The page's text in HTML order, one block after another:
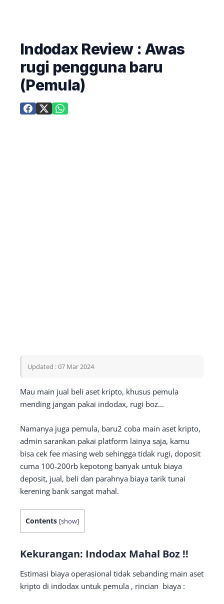
Indodax Review : Awas
rugi pengguna baru
(Pemula)
Updated : 07 Mar 2024
Mau main jual beli aset kripto, khusus pemula
mending jangan pakai indodax, rugi boz…
Namanya juga pemula, baru2 coba main aset kripto,
admin sarankan pakai platform lainya saja, kamu
bisa cek fee masing web sehingga tidak rugi, doposit
cuma 100-200rb kepotong banyak untuk biaya
deposit, jual, beli dan parahnya biaya tarik tunai
kerening bank sangat mahal.
Contents [show]
Kekurangan: Indodax Mahal Boz !!
Estimasi biaya operasional tidak sebanding main aset
kripto di indodax untuk pemula , rincian biaya :